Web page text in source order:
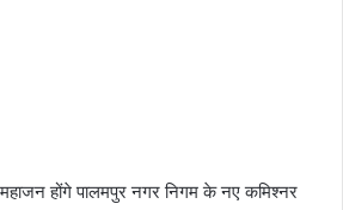
होंगे पालमपुर नगर निगम के नए कमिश्नर